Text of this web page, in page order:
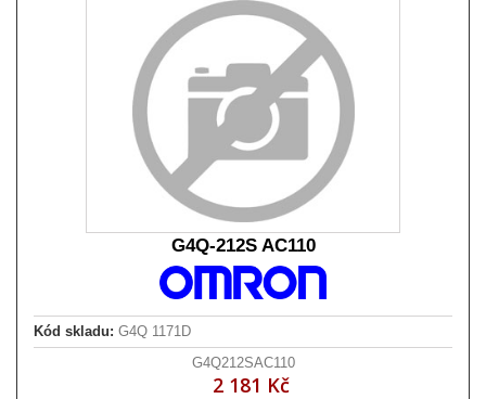
G4Q-212S AC110
Kód skladu: G4Q 1171D
G4Q212SAC110
2 181 Kč